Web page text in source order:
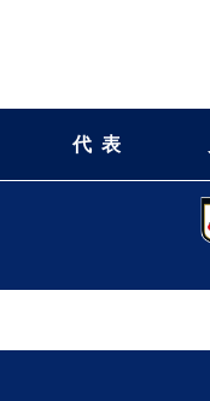
代表